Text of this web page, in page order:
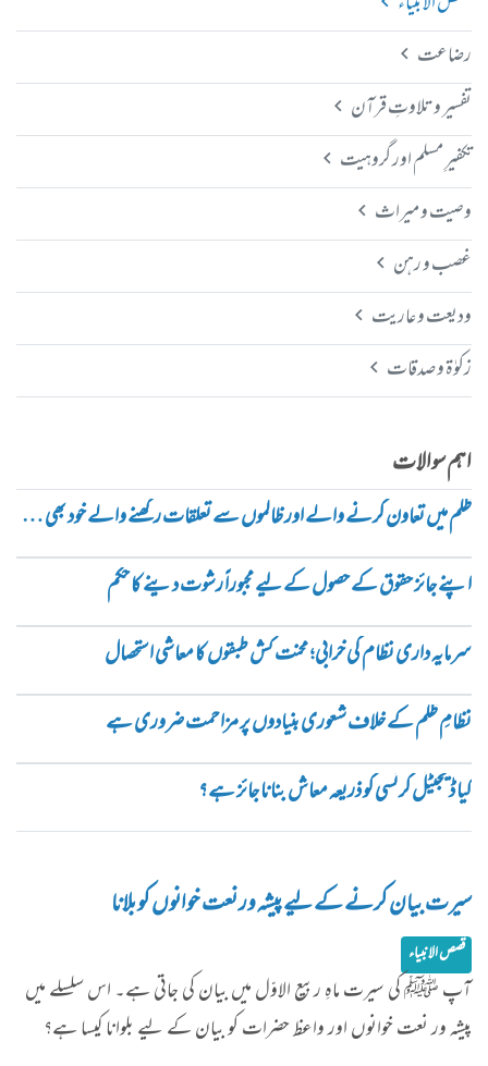
رضاعت
تفسیر و تلاوتِ قرآن
تکفیرِ مسلم اور گروہیت
وصیت و میراث
غصب و رہن
ودیعت و عاریت
زکوٰۃ و صدقات
اہم سوالات
ظلم میں تعاون کرنے والے اور ظالموں سے تعلقات رکھنے والے خود بھی ظالم ہیں
اپنے جائز حقوق کے حصول کے لیے مجبوراً رشوت دینے کا حکم
سرمایہ داری نظام کی خرابی؛ محنت کش طبقوں کا معاشی استحصال
نظامِ ظلم کے خلاف شعوری بنیادوں پر مزاحمت ضروری ہے
کیا ڈیجیٹل کرنسی کو ذریعہ معاش بنانا جائز ہے؟
سیرت بیان کرنے کے لیے پیشہ ور نعت خوانوں کو بلانا
قصص الانبیاء
آپ ﷺ کی سیرت ماہِ ربیع الاوّل میں بیان کی جاتی ہے۔ اس سلسلے میں
پیشہ ور نعت خوانوں اور واعظ حضرات کو بیان کے لیے بلوانا کیسا ہے؟